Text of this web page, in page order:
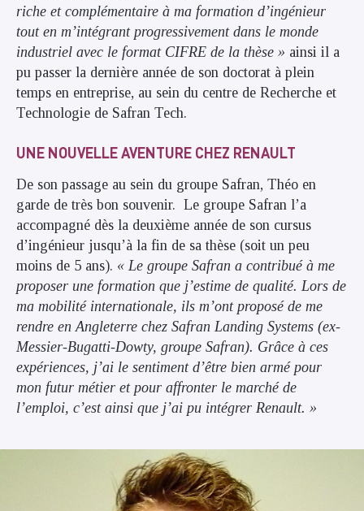
riche et complémentaire à ma formation d’ingénieur
tout en m’intégrant progressivement dans le monde
industriel avec le format CIFRE de la thèse » ainsi il a
pu passer la dernière année de son doctorat à plein
temps en entreprise, au sein du centre de Recherche et
Technologie de Safran Tech.
UNE NOUVELLE AVENTURE CHEZ RENAULT
De son passage au sein du groupe Safran, Théo en
garde de très bon souvenir. Le groupe Safran l’a
accompagné dès la deuxième année de son cursus
d’ingénieur jusqu’à la fin de sa thèse (soit un peu
moins de 5 ans). « Le groupe Safran a contribué à me
proposer une formation que j’estime de qualité. Lors de
ma mobilité internationale, ils m’ont proposé de me
rendre en Angleterre chez Safran Landing Systems (ex-
Messier-Bugatti-Dowty, groupe Safran). Grâce à ces
expériences, j’ai le sentiment d’être bien armé pour
mon futur métier et pour affronter le marché de
l’emploi, c’est ainsi que j’ai pu intégrer Renault. »